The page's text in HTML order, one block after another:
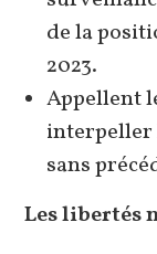
de la
2023.
Appellent
interpeller
sans
Les libertés